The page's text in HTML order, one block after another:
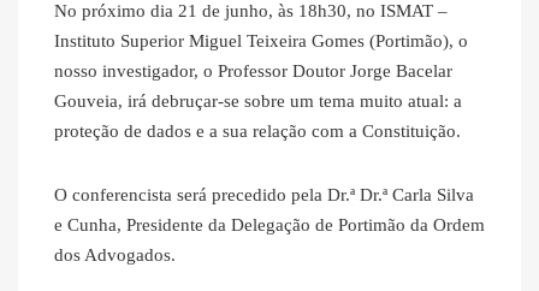
No próximo dia 21 de junho, às 18h30, no ISMAT –
Instituto Superior Miguel Teixeira Gomes (Portimão), o
nosso investigador, o Professor Doutor Jorge Bacelar
Gouveia, irá debruçar-se sobre um tema muito atual: a
proteção de dados e a sua relação com a Constituição.
O conferencista será precedido pela Dr.ª Dr.ª Carla Silva
e Cunha, Presidente da Delegação de Portimão da Ordem
dos Advogados.